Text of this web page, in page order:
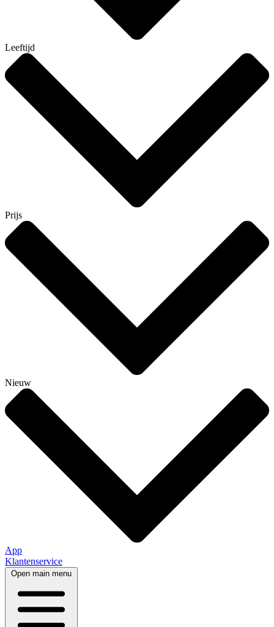
Leeftijd
Prijs
Nieuw
App
Klantenservice
Open main menu